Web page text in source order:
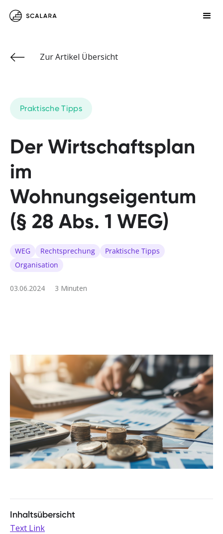
Zur Artikel Übersicht
Praktische Tipps
Der Wirtschaftsplan
im
Wohnungseigentum
(§ 28 Abs. 1 WEG)
WEG Rechtsprechung
Praktische Tipps
Organisation
03.06.2024 3 Minuten
Inhaltsübersicht
Text Link